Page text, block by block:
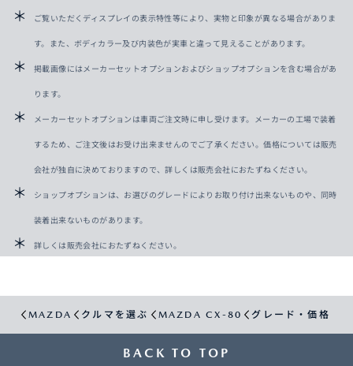
ご覧いただくディスプレイの表示特性等により、実物と印象が異なる場合がありま
す。また、ボディカラー及び内装色が実車と違って見えることがあります。
掲載画像にはメーカーセットオプションおよびショップオプションを含む場合があ
ります。
メーカーセットオプションは車両ご注文時に申し受けます。メーカーの工場で装着
するため、ご注文後はお受け出来ませんのでご了承ください。価格については販売
会社が独自に決めておりますので、詳しくは販売会社におたずねください。
ショップオプションは、お選びのグレードによりお取り付け出来ないものや、同時
装着出来ないものがあります。
詳しくは販売会社におたずねください。
MAZDA クルマを選ぶ MAZDA CX-80 グレード・価格
BACK TO TOP